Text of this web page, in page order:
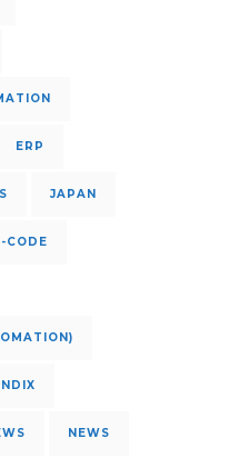
ERP
JAPAN
CODE
NEWS